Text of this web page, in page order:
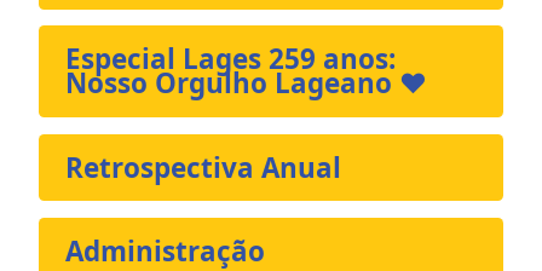
Especial Lages 259 anos:
Nosso Orgulho Lageano ❤️
Retrospectiva Anual
Administração